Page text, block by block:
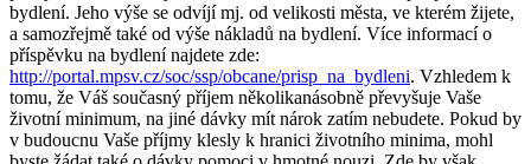
bydlení. Jeho výše se odvíjí mj. od velikosti města, ve kterém žijete,
a samozřejmě také od výše nákladů na bydlení. Více informací o
příspěvku na bydlení najdete zde:
http://portal.mpsv.cz/soc/ssp/obcane/prisp_na_bydleni. Vzhledem k
tomu, že Váš současný příjem několikanásobně převyšuje Vaše
životní minimum, na jiné dávky mít nárok zatím nebudete. Pokud by
v budoucnu Vaše příjmy klesly k hranici životního minima, mohl